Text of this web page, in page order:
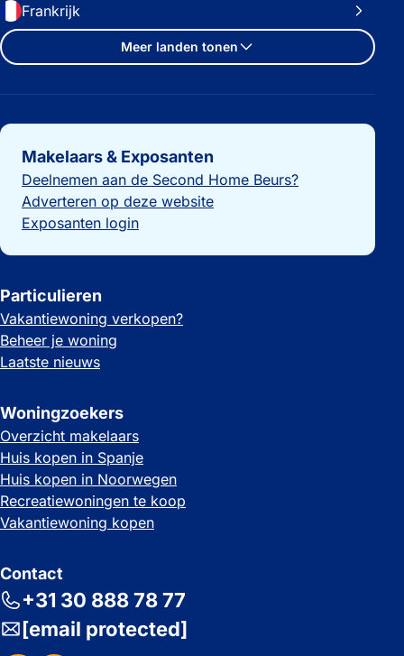
Frankrijk
Meer landen tonen
Belangrijke links
Makelaars & Exposanten
Deelnemen aan de Second Home Beurs?
Adverteren op deze website
Exposanten login
Particulieren
Vakantiewoning verkopen?
Beheer je woning
Laatste nieuws
Woningzoekers
Overzicht makelaars
Huis kopen in Spanje
Huis kopen in Noorwegen
Recreatiewoningen te koop
Vakantiewoning kopen
Contact
+31 30 888 78 77
[email protected]